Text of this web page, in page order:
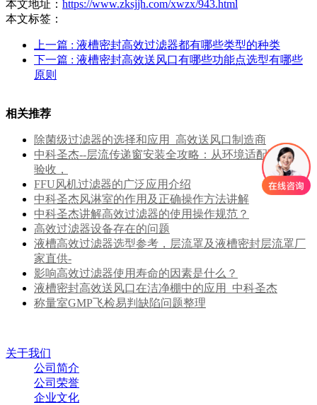
本文地址： https://www.zksjjh.com/xwzx/943.html
本文标签：
上一篇 : 液槽密封高效过滤器都有哪些类型的种类
下一篇 : 液槽密封高效送风口有哪些功能点选型有哪些
原则
相关推荐
除菌级过滤器的选择和应用_高效送风口制造商
中科圣杰--层流传递窗安装全攻略：从环境适配到合规
验收，
FFU风机过滤器的广泛应用介绍
中科圣杰风淋室的作用及正确操作方法讲解
中科圣杰讲解高效过滤器的使用操作规范？
高效过滤器设备存在的问题
液槽高效过滤器选型参考，层流罩及液槽密封层流罩厂
家直供-
影响高效过滤器使用寿命的因素是什么？
液槽密封高效送风口在洁净棚中的应用_中科圣杰
称量室GMP飞检易判缺陷问题整理
关于我们
公司简介
公司荣誉
企业文化